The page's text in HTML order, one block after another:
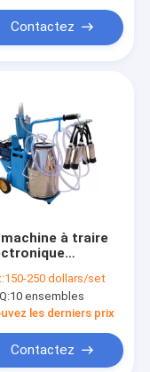
Contactez
à traire
effraye
chèvres
150-250 dollars/set
10 ensembles
les derniers prix
Contactez